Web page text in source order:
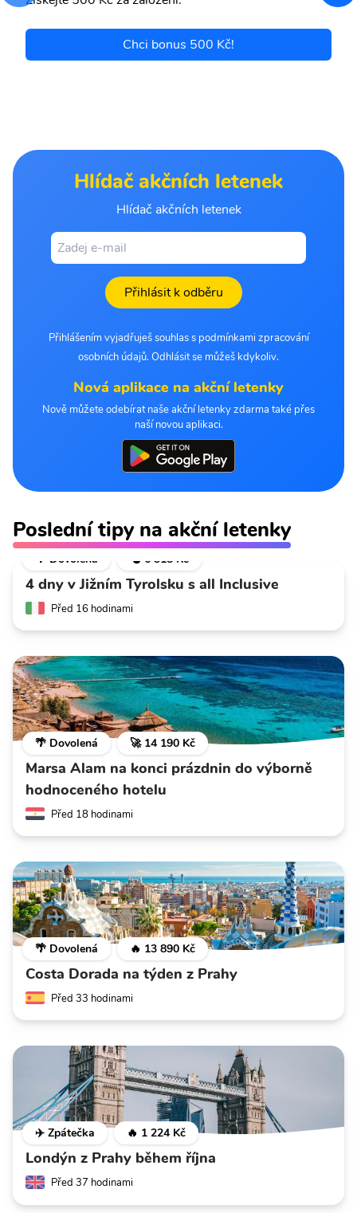
Chci bonus 500 Kč!
Hlídač akčních letenek
Hlídač akčních letenek
Přihlásit k odběru
Přihlášením vyjadřuješ souhlas s podmínkami zpracování
osobních údajů. Odhlásit se můžeš kdykoliv.
Nová aplikace na akční letenky
Nově můžete odebírat naše akční letenky zdarma také přes
naší novou aplikaci.
Poslední tipy na akční letenky
🌴 Dovolená 💣 6 318 Kč
4 dny v Jižním Tyrolsku s all Inclusive
Před 16 hodinami
🌴 Dovolená 🚀 14 190 Kč
Marsa Alam na konci prázdnin do výborně
hodnoceného hotelu
Před 18 hodinami
🌴 Dovolená 🔥 13 890 Kč
Costa Dorada na týden z Prahy
Před 33 hodinami
✈️ Zpátečka 🔥 1 224 Kč
Londýn z Prahy během října
Před 37 hodinami